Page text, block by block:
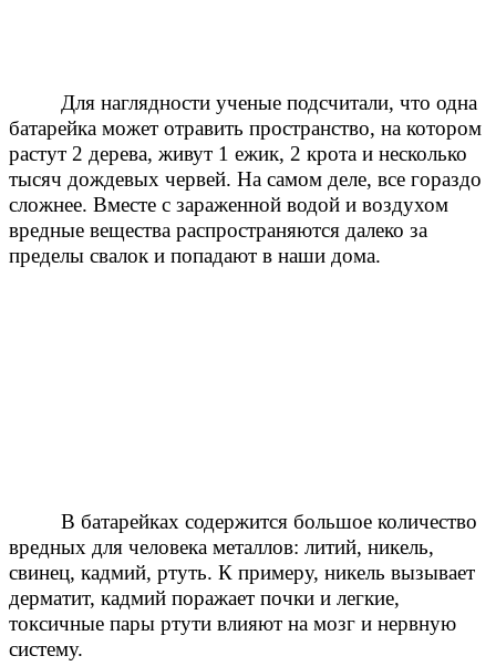
Для наглядности ученые подсчитали, что одна
батарейка может отравить пространство, на котором
растут 2 дерева, живут 1 ежик, 2 крота и несколько
тысяч дождевых червей. На самом деле, все гораздо
сложнее. Вместе с зараженной водой и воздухом
вредные вещества распространяются далеко за
пределы свалок и попадают в наши дома.
В батарейках содержится большое количество
вредных для человека металлов: литий, никель,
свинец, кадмий, ртуть. К примеру, никель вызывает
дерматит, кадмий поражает почки и легкие,
токсичные пары ртути влияют на мозг и нервную
систему.